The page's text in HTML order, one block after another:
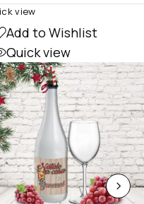
Add to Wishlist
Quick view
view